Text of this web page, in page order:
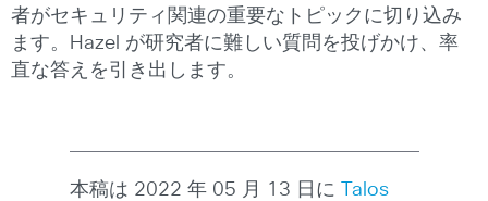
者がセキュリティ関連の重要なトピックに切り込み
ます。Hazel が研究者に難しい質問を投げかけ、率
直な答えを引き出します。
本稿は 2022 年 05 月 13 日に
Talos